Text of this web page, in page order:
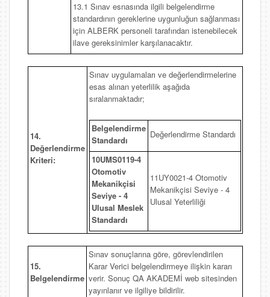
13.1 Sınav esnasında ilgili belgelendirme
standardının gereklerine uygunluğun sağlanması
için ALBERK personeli tarafından istenebilecek
ilave gereksinimler karşılanacaktır.
14.
Değerlendirme
Kriteri:
Sınav uygulamaları ve değerlendirmelerine
esas alınan yeterlilik aşağıda
sıralanmaktadır;
Belgelendirme
Standardı
Değerlendirme Standardı
10UMS0119-4
Otomotiv
Mekanikçisi
Seviye - 4
Ulusal Meslek
Standardı
11UY0021-4 Otomotiv
Mekanikçisi Seviye - 4
Ulusal Yeterliliği
15.
Belgelendirme
Sınav sonuçlarına göre, görevlendirilen
Karar Verici belgelendirmeye ilişkin kararı
verir. Sonuç QA AKADEMİ web sitesinden
yayınlanır ve ilgiliye bildirilir.